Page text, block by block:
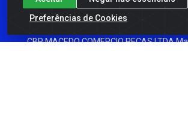
Preferências de Cookies
CBP MACEDO COMERCIO PEÇAS LTDA